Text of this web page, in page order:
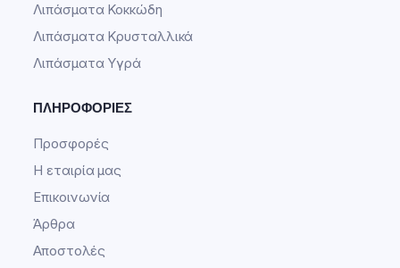
Λιπάσματα Κοκκώδη
Λιπάσματα Κρυσταλλικά
Λιπάσματα Υγρά
ΠΛΗΡΟΦΟΡΊΕΣ
Προσφορές
Η εταιρία μας
Επικοινωνία
Άρθρα
Αποστολές